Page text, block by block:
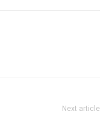
Next article